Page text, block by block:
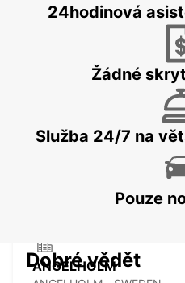
FALKENBERG TRAIN
ANGELHOLM LETIŠTĚ
ANGELHOLM
24hodinová
Žádné
Služba 24/7 na
Pouze
Dobré vědět